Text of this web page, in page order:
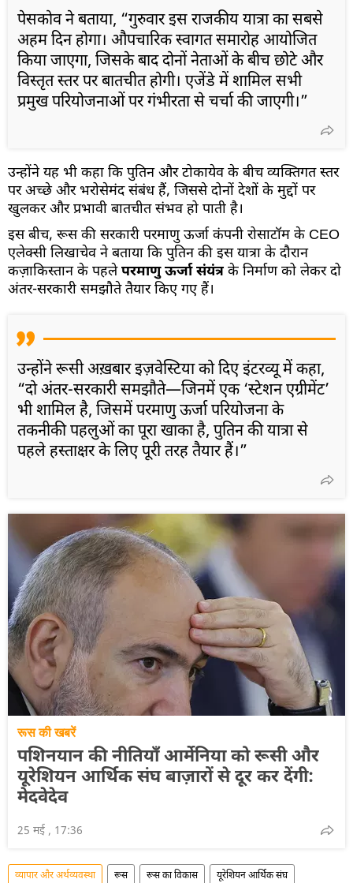
पेसकोव ने बताया, “गुरुवार इस राजकीय यात्रा का सबसे
अहम दिन होगा। औपचारिक स्वागत समारोह आयोजित
किया जाएगा, जिसके बाद दोनों नेताओं के बीच छोटे और
विस्तृत स्तर पर बातचीत होगी। एजेंडे में शामिल सभी
प्रमुख परियोजनाओं पर गंभीरता से चर्चा की जाएगी।”
उन्होंने यह भी कहा कि पुतिन और टोकायेव के बीच व्यक्तिगत स्तर
पर अच्छे और भरोसेमंद संबंध हैं, जिससे दोनों देशों के मुद्दों पर
खुलकर और प्रभावी बातचीत संभव हो पाती है।
इस बीच, रूस की सरकारी परमाणु ऊर्जा कंपनी रोसाटॉम के CEO
एलेक्सी लिखाचेव ने बताया कि पुतिन की इस यात्रा के दौरान
कज़ाकिस्तान के पहलेपरमाणु ऊर्जा संयंत्र के निर्माण को लेकर दो
अंतर-सरकारी समझौते तैयार किए गए हैं।
उन्होंने रूसी अख़बार इज़वेस्टिया को दिए इंटरव्यू में कहा,
“दो अंतर-सरकारी समझौते—जिनमें एक ‘स्टेशन एग्रीमेंट’
भी शामिल है, जिसमें परमाणु ऊर्जा परियोजना के
तकनीकी पहलुओं का पूरा खाका है, पुतिन की यात्रा से
पहले हस्ताक्षर के लिए पूरी तरह तैयार हैं।”
रूस की खबरें
पशिनयान की नीतियाँ आर्मेनिया को रूसी और
यूरेशियन आर्थिक संघ बाज़ारों से दूर कर देंगी:
मेदवेदेव
25 मई , 17:36
व्यापार और अर्थव्यवस्था रूस रूस का विकास यूरेशियन आर्थिक संघ